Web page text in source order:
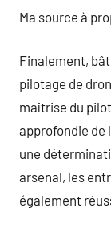
Ma source à
Finalement,
pilotage de
maîtrise du
approfondie de
une
arsenal, les
également